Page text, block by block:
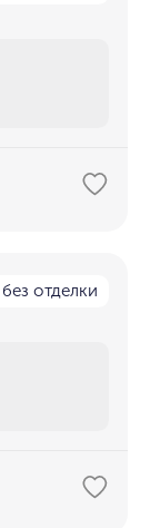
без отделки